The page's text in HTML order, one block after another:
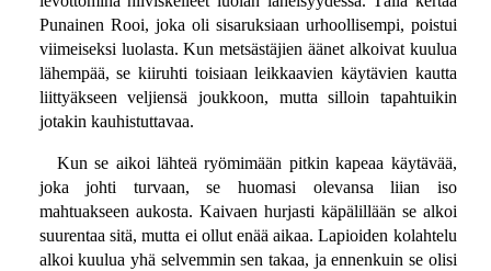
Punainen Rooi, joka oli sisaruksiaan urhoollisempi, poistui
viimeiseksi luolasta. Kun metsästäjien äänet alkoivat kuulua
lähempää, se kiiruhti toisiaan leikkaavien käytävien kautta
liittyäkseen veljiensä joukkoon, mutta silloin tapahtuikin
jotakin kauhistuttavaa.
Kun se aikoi lähteä ryömimään pitkin kapeaa käytävää,
joka johti turvaan, se huomasi olevansa liian iso
mahtuakseen aukosta. Kaivaen hurjasti käpälillään se alkoi
suurentaa sitä, mutta ei ollut enää aikaa. Lapioiden kolahtelu
alkoi kuulua yhä selvemmin sen takaa, ja ennenkuin se olisi